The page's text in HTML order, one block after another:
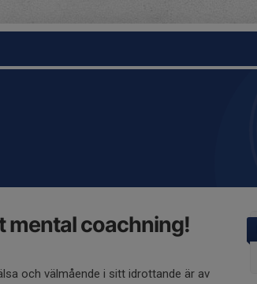
mental coachning!
och välmående i sitt idrottande är av